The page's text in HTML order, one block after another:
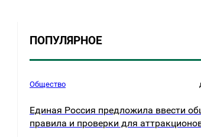
ПОПУЛЯРНОЕ
Общество
Единая Россия предложила ввести
правила и проверки для